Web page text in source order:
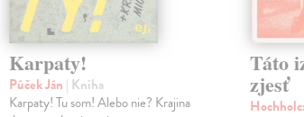
Karpaty!
Púček Ján | Kniha
Karpaty! Tu som! Alebo nie? Krajina
Táto
zjesť